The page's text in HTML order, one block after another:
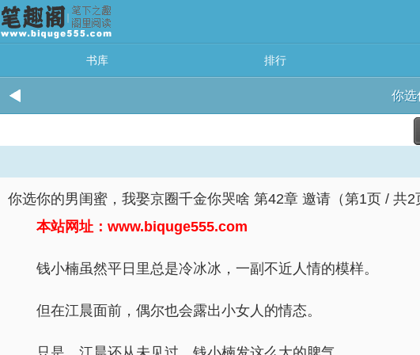
书库 排行
你选
你选你的男闺蜜，我娶京圈千金你哭啥 第42章 邀请（第1页 / 共2
本站网址：www.biquge555.com
钱小楠虽然平日里总是冷冰冰，一副不近人情的模样。
但在江晨面前，偶尔也会露出小女人的情态。